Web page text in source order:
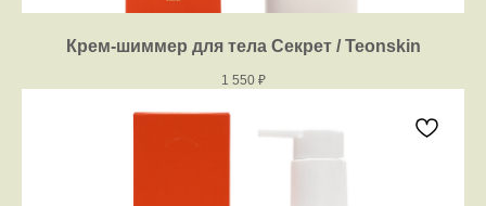
Крем-шиммер для тела Секрет / Teonskin
1 550 ₽